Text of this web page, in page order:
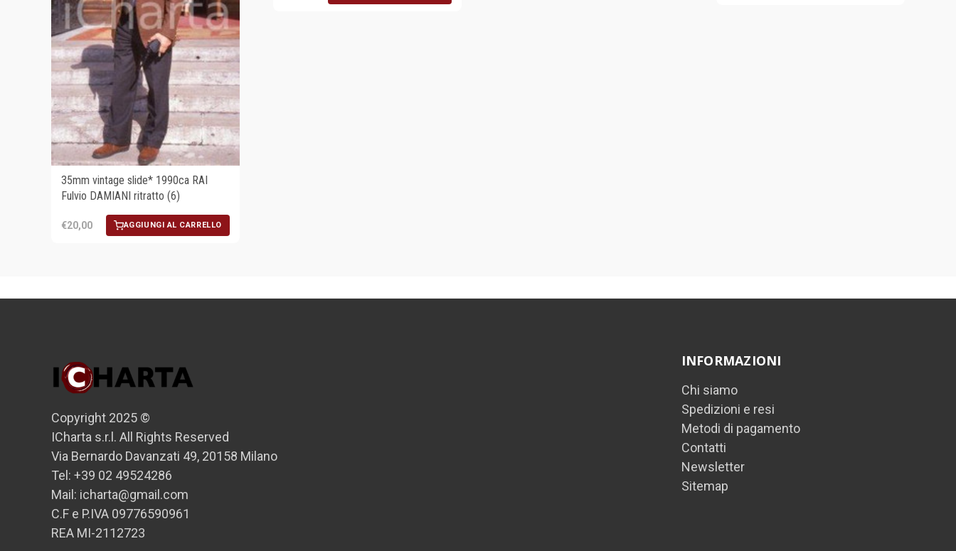
35mm vintage slide* 1990ca RAI
Fulvio DAMIANI ritratto (6)
€20,00 AGGIUNGI AL CARRELLO
Copyright 2025 ©
ICharta s.r.l. All Rights Reserved
Via Bernardo Davanzati 49, 20158 Milano
Tel: +39 02 49524286
Mail: icharta@gmail.com
C.F e P.IVA 09776590961
REA MI-2112723
INFORMAZIONI
Chi siamo
Spedizioni e resi
Metodi di pagamento
Contatti
Newsletter
Sitemap